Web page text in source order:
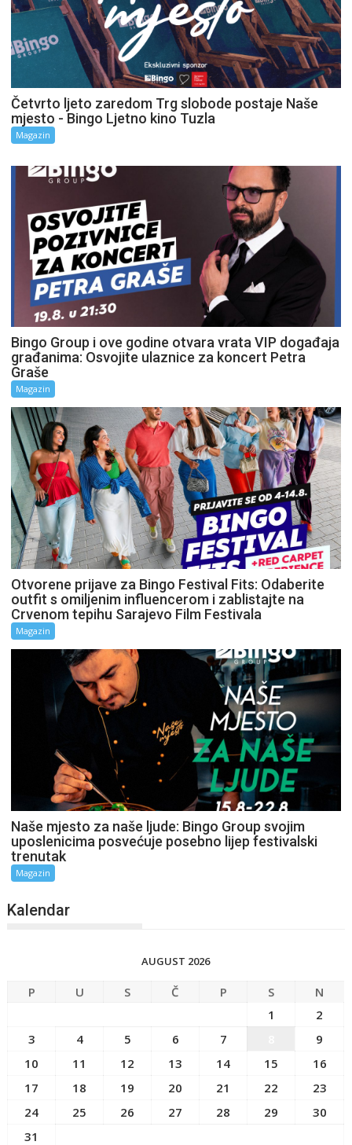
Četvrto ljeto zaredom Trg slobode postaje Naše
mjesto - Bingo Ljetno kino Tuzla
Magazin
Bingo Group i ove godine otvara vrata VIP događaja
građanima: Osvojite ulaznice za koncert Petra
Graše
Magazin
Otvorene prijave za Bingo Festival Fits: Odaberite
outfit s omiljenim influencerom i zablistajte na
Crvenom tepihu Sarajevo Film Festivala
Magazin
Naše mjesto za naše ljude: Bingo Group svojim
uposlenicima posvećuje posebno lijep festivalski
trenutak
Magazin
Kalendar
AUGUST 2026
P U S Č P S
N
1
2
3
4 5 6 7
9
10
11 12 13 14 15
16
17
18 19 20 21 22
23
24
25 26 27 28 29
30
31